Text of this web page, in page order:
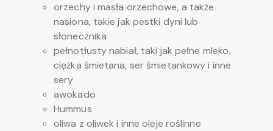
orzechy i masła orzechowe, a także
nasiona, takie jak pestki dyni lub
słonecznika
pełnotłusty nabiał, taki jak pełne mleko,
ciężka śmietana, ser śmietankowy i inne
sery
awokado
Hummus
oliwa z oliwek i inne oleje roślinne